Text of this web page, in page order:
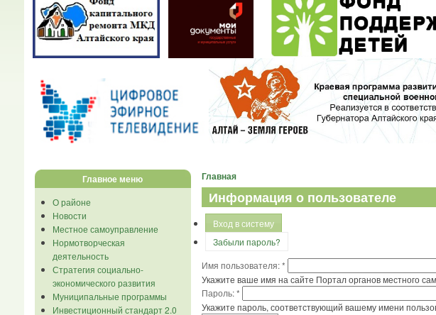
Главное меню
О районе
Новости
Местное самоуправление
Нормотворческая
деятельность
Стратегия социально-
экономического развития
Муниципальные программы
Инвестиционный стандарт 2.0
Главная
Информация о пользователе
Вход в систему
Забыли пароль?
Имя пользователя:*
Укажите ваше имя на сайте Портал органов местного
Пароль:*
Укажите пароль, соответствующий вашему имени